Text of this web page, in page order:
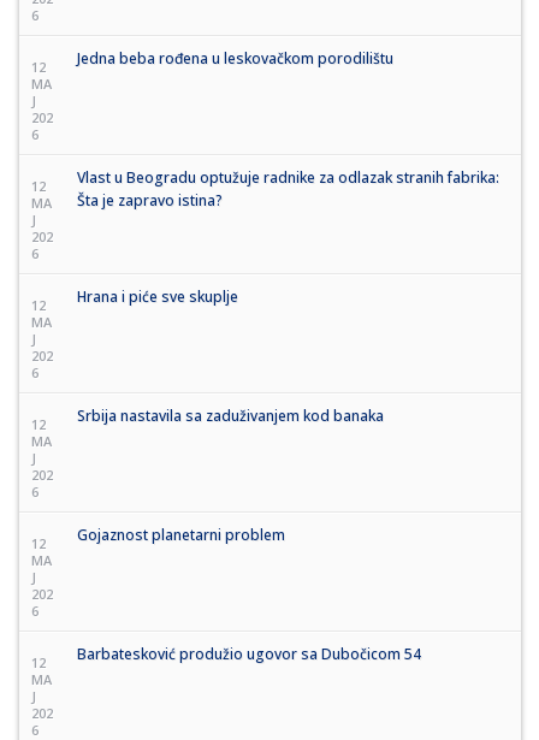
6
12
MA
J
202
6
Jedna beba rođena u leskovačkom porodilištu
12
MA
J
202
6
Vlast u Beogradu optužuje radnike za odlazak stranih fabrika:
Šta je zapravo istina?
12
MA
J
202
6
Hrana i piće sve skuplje
12
MA
J
202
6
Srbija nastavila sa zaduživanjem kod banaka
12
MA
J
202
6
Gojaznost planetarni problem
12
MA
J
202
6
Barbatesković produžio ugovor sa Dubočicom 54